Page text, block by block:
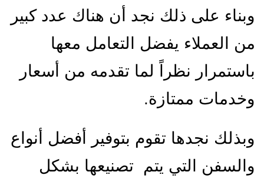
وبناء على ذلك نجد أن هناك عدد كبير
من العملاء يفضل التعامل معها
باستمرار نظراً لما تقدمه من أسعار
وخدمات ممتازة.
وبذلك نجدها تقوم بتوفير أفضل أنواع
والسفن التي يتم تصنيعها بشكل